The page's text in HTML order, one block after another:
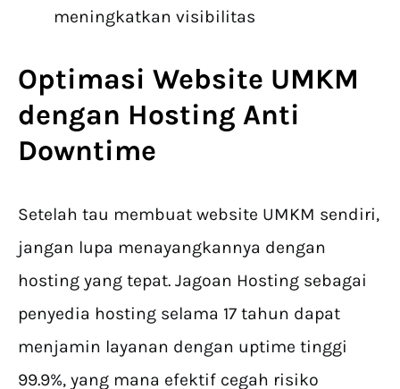
meningkatkan visibilitas
Optimasi Website UMKM
dengan Hosting Anti
Downtime
Setelah tau membuat website UMKM sendiri,
jangan lupa menayangkannya dengan
hosting yang tepat. Jagoan Hosting sebagai
penyedia hosting selama 17 tahun dapat
menjamin layanan dengan uptime tinggi
99.9%, yang mana efektif cegah risiko